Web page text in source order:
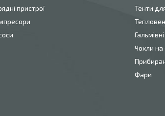
пристрої
Тенти
Чохли на
Фари